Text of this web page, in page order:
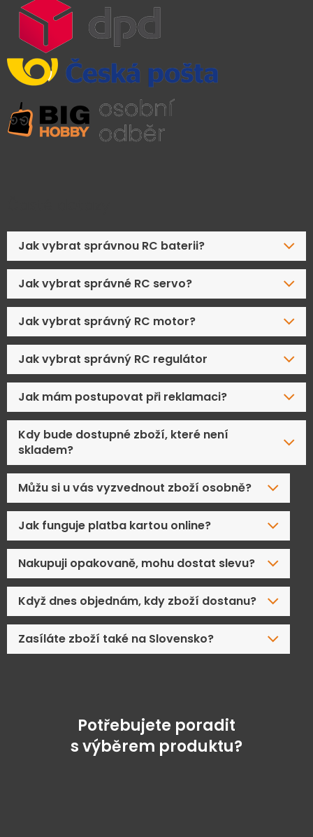
Jak vybrat správnou RC baterii?
Jak vybrat správné RC servo?
Jak vybrat správný RC motor?
Jak vybrat správný RC regulátor
Jak mám postupovat při reklamaci?
Kdy bude dostupné zboží, které není
skladem?
Můžu si u vás vyzvednout zboží osobně?
Jak funguje platba kartou online?
Nakupuji opakovaně, mohu dostat slevu?
Když dnes objednám, kdy zboží dostanu?
Zasíláte zboží také na Slovensko?
Potřebujete poradit
s výběrem produktu?